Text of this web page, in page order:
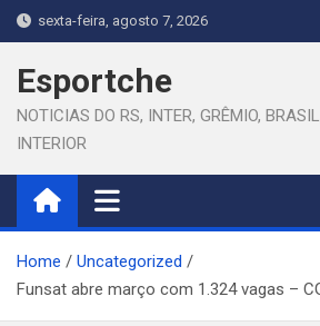
Skip
to
content
sexta-feira, agosto 7, 2026
Esportche
NOTICIAS DO RS, INTER, GRÊMIO,
INTERIOR
Home
Uncategorized
Funsat abre março com 1.324 vagas –